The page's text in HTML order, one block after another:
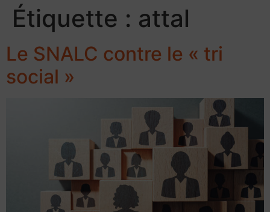
Étiquette : attal
Le SNALC contre le « tri
social »